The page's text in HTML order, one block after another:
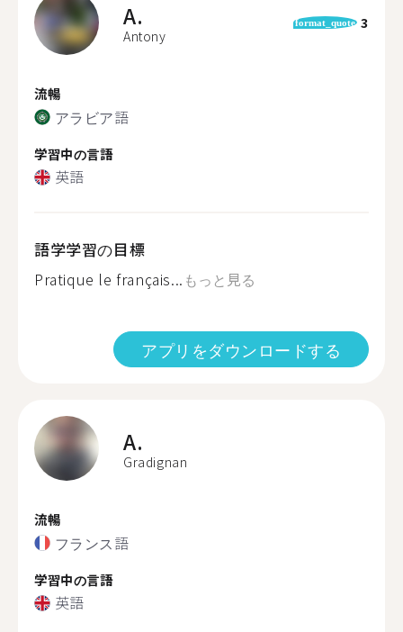
A.
Antony
format_quote 3
流暢
アラビア語
学習中の言語
英語
語学学習の目標
Pratique le français... もっと見る
アプリをダウンロードする
A.
Gradignan
流暢
フランス語
学習中の言語
英語